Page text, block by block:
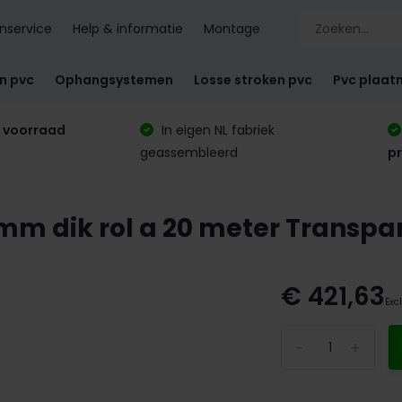
Help & informatie Montage
pvc Ophangsystemen Losse stroken pvc Pvc
voorraad
In eigen NL fabriek
geassembleerd
dik rol a 20 meter
€ 421,63